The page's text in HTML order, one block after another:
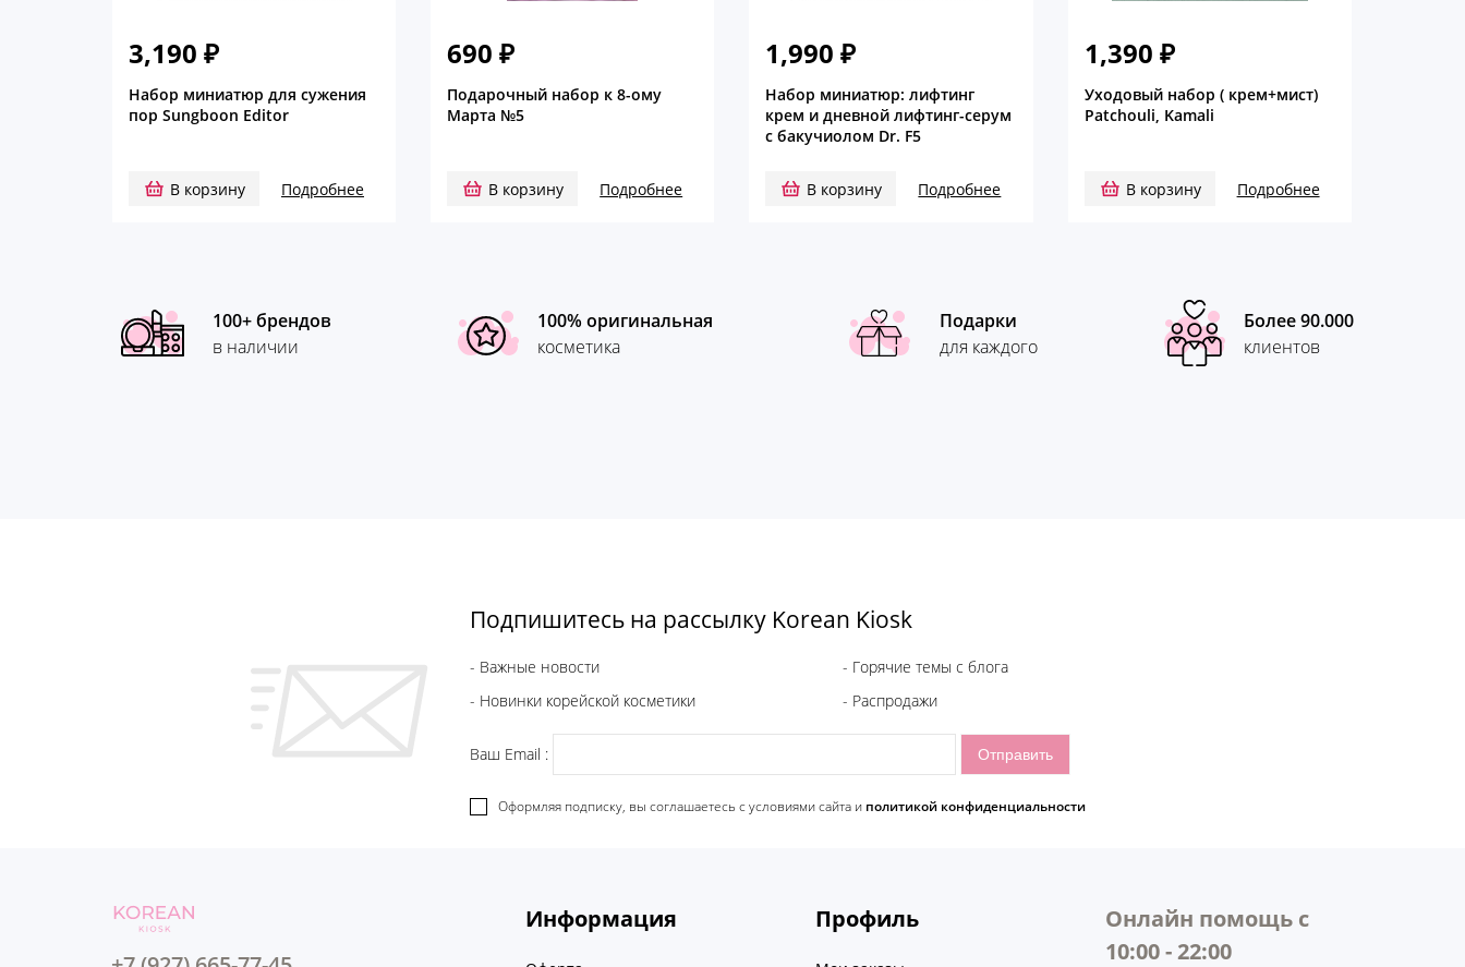
3,190 ₽
Набор миниатюр для сужения
пор Sungboon Editor
В корзину Подробнее
690₽
Подарочный набор к 8-ому
Марта №5
В корзину Подробнее
1,990₽
Набор миниатюр: лифтинг
крем и дневной лифтинг-серум
с бакучиолом Dr. F5
В корзину Подробнее
1,390 ₽
Уходовый набор ( крем+мист)
Patchouli, Kamali
В корзину Подробнее
100+ брендов
в наличии
100% оригинальная
косметика
Подарки
для каждого
Более 90.000
клиентов
Подпишитесь на рассылку Korean Kiosk
- Важные новости
- Горячие темы с блога
- Новинки корейской косметики
- Распродажи
Ваш Email :
Оформляя подписку, вы соглашаетесь c условиями сайта и политикой конфиденциальности
Информация Профиль
Онлайн помощь с
10:00 - 22:00